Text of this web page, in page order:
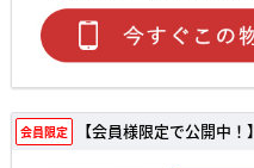
会員限定 【会員様限定で公開中！】